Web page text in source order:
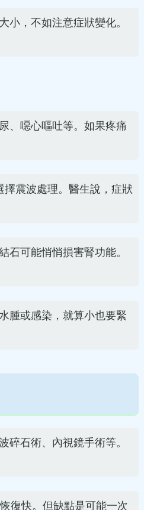
小，不如注意症狀變化。
、噁心嘔吐等。如果疼痛
震波處理。醫生說，症狀
石可能悄悄損害腎功能。
腫或感染，就算小也要緊
碎石術、內視鏡手術等。
復快。但缺點是可能一次